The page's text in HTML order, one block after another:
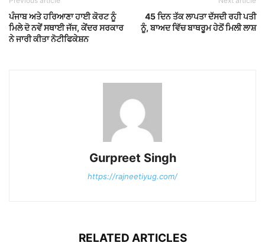
ਪੰਜਾਬ ਅਤੇ ਹਰਿਆਣਾ ਹਾਈ ਕੋਰਟ ਨੂੰ
ਮਿਲੇ ਦੋ ਨਵੇਂ ਸਥਾਈ ਜੱਜ, ਕੇਂਦਰ ਸਰਕਾਰ
ਨੇ ਜਾਰੀ ਕੀਤਾ ਨੋਟੀਫਿਕੇਸ਼ਨ
45 ਦਿਨ ਤੱਕ ਲਾਪਤਾ ਦੱਸਦੀ ਰਹੀ ਪਤੀ
ਨੂੰ, ਬਾਅਦ ਵਿੱਚ ਬਾਥਰੂਮ ਹੇਠੋਂ ਮਿਲੀ ਲਾਸ਼
Gurpreet Singh
https://rajneetiyug.com/
RELATED ARTICLES